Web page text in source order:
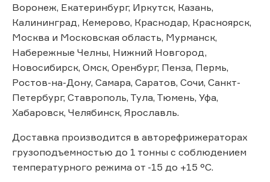
Воронеж, Екатеринбург, Иркутск, Казань,
Калининград, Кемерово, Краснодар, Красноярск,
Москва и Московская область, Мурманск,
Набережные Челны, Нижний Новгород,
Новосибирск, Омск, Оренбург, Пенза, Пермь,
Ростов-на-Дону, Самара, Саратов, Сочи, Санкт-
Петербург, Ставрополь, Тула, Тюмень, Уфа,
Хабаровск, Челябинск, Ярославль.
Доставка производится в авторефрижераторах
грузоподъемностью до 1 тонны с соблюдением
температурного режима от -15 до +15 °C.